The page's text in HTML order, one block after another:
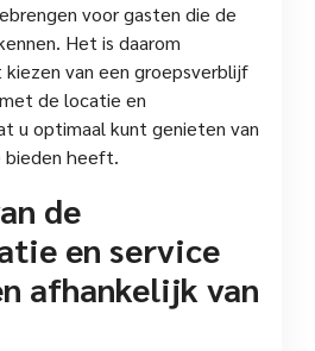
voor gasten die de
Het is daarom
van een groepsverblijf
de locatie en
u optimaal kunt genieten van
bieden heeft.
de
en service
afhankelijk van